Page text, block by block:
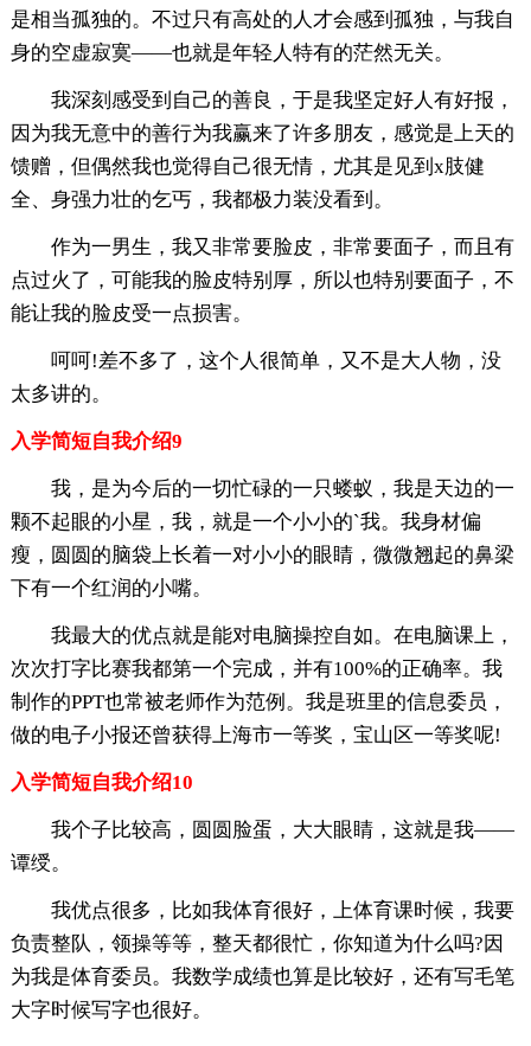
是相当孤独的。不过只有高处的人才会感到孤独，与我自
身的空虚寂寞――也就是年轻人特有的茫然无关。
我深刻感受到自己的善良，于是我坚定好人有好报，
因为我无意中的善行为我赢来了许多朋友，感觉是上天的
馈赠，但偶然我也觉得自己很无情，尤其是见到x肢健
全、身强力壮的乞丐，我都极力装没看到。
作为一男生，我又非常要脸皮，非常要面子，而且有
点过火了，可能我的脸皮特别厚，所以也特别要面子，不
能让我的脸皮受一点损害。
呵呵!差不多了，这个人很简单，又不是大人物，没
太多讲的。
入学简短自我介绍9
我，是为今后的一切忙碌的一只蝼蚁，我是天边的一
颗不起眼的小星，我，就是一个小小的`我。我身材偏
瘦，圆圆的脑袋上长着一对小小的眼睛，微微翘起的鼻梁
下有一个红润的小嘴。
我最大的优点就是能对电脑操控自如。在电脑课上，
次次打字比赛我都第一个完成，并有100%的正确率。我
制作的PPT也常被老师作为范例。我是班里的信息委员，
做的电子小报还曾获得上海市一等奖，宝山区一等奖呢!
入学简短自我介绍10
我个子比较高，圆圆脸蛋，大大眼睛，这就是我――
谭绶。
我优点很多，比如我体育很好，上体育课时候，我要
负责整队，领操等等，整天都很忙，你知道为什么吗?因
为我是体育委员。我数学成绩也算是比较好，还有写毛笔
大字时候写字也很好。